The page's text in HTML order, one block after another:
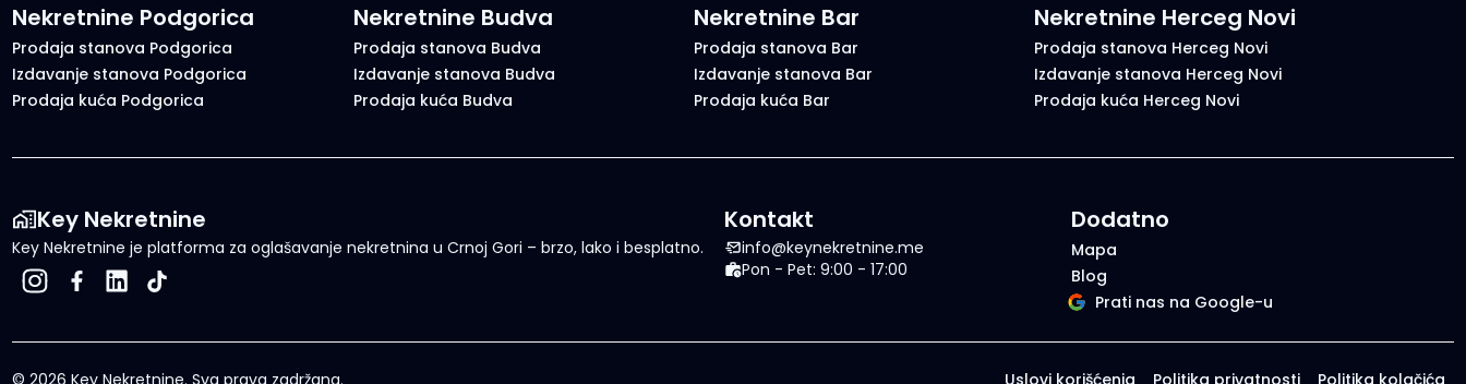
Nekretnine Podgorica
Prodaja stanova Podgorica
Izdavanje stanova Podgorica
Prodaja kuća Podgorica
Nekretnine Budva
Prodaja stanova Budva
Izdavanje stanova Budva
Prodaja kuća Budva
Nekretnine Bar
Prodaja stanova Bar
Izdavanje stanova Bar
Prodaja kuća Bar
Nekretnine Herceg Novi
Prodaja stanova Herceg Novi
Izdavanje stanova Herceg Novi
Prodaja kuća Herceg Novi
Key Nekretnine
Key Nekretnine je platforma za oglašavanje nekretnina u Crnoj Gori – brzo, lako i besplatno.
Kontakt
info@keynekretnine.me
Pon - Pet: 9:00 - 17:00
Dodatno
Mapa
Blog
Prati nas na Google-u
©2026 Key Nekretnine.Sva prava zadržana. Uslovi korišćenja Politika privatnosti Politika kolačića